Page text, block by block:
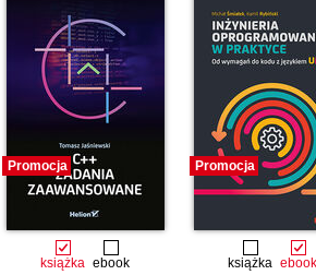
Promocja
książka ebook
Promocja
książka ebook